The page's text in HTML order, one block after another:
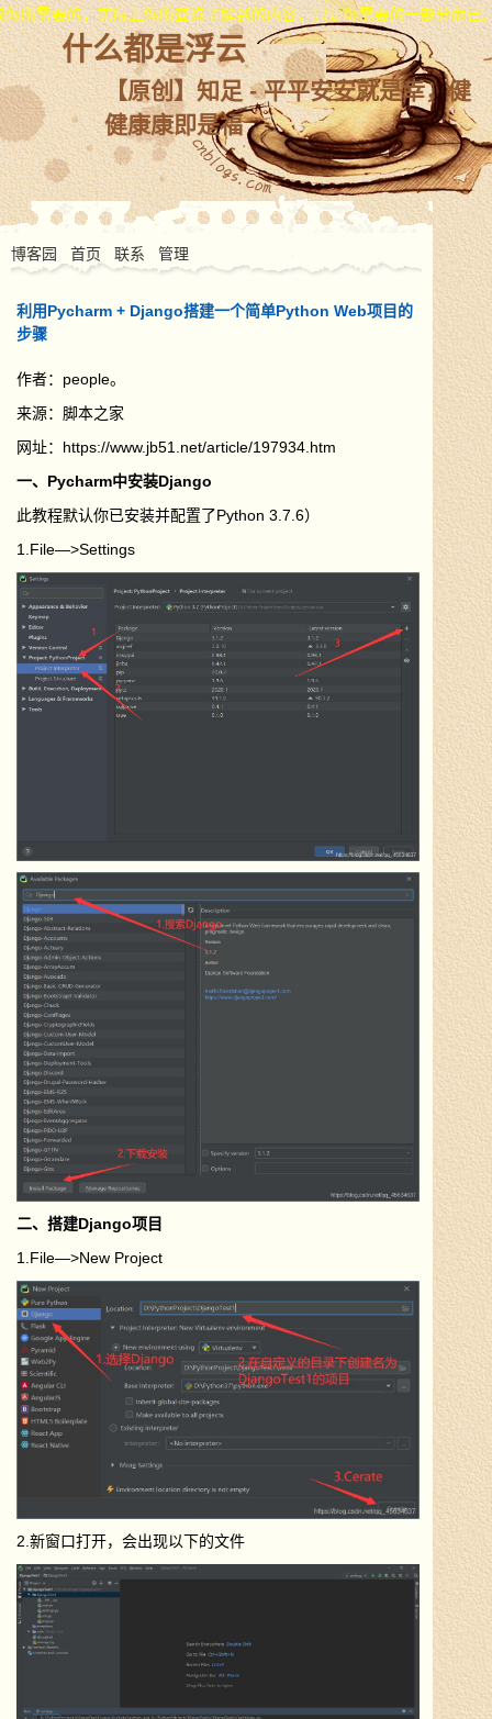
正确的自我价值观，这很重要，也是我们工作中常常沟通产生的歧义
什么都是浮云
【原创】知足 - 平平安安就是幸，健
健康康即是福
博客园 首页 联系 管理
利用Pycharm + Django搭建一个简单Python Web项目的
步骤
作者：people。
来源：脚本之家
网址：https://www.jb51.net/article/197934.htm
一、Pycharm中安装Django
此教程默认你已安装并配置了Python 3.7.6）
1.File—>Settings
二、搭建Django项目
1.File—>New Project
2.新窗口打开，会出现以下的文件